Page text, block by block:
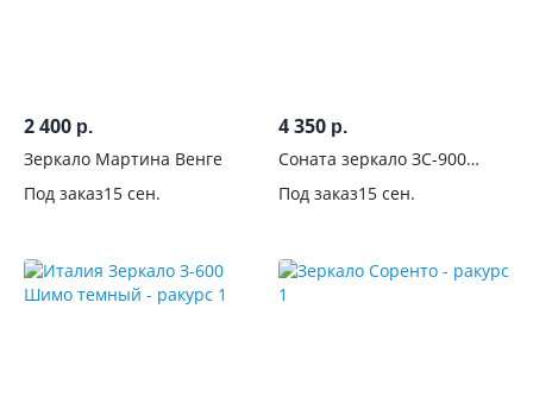
2 400 р.
Зеркало Мартина Венге
Под заказ15 сен.
4 350 р.
Соната зеркало ЗС-900
Под заказ15 сен.